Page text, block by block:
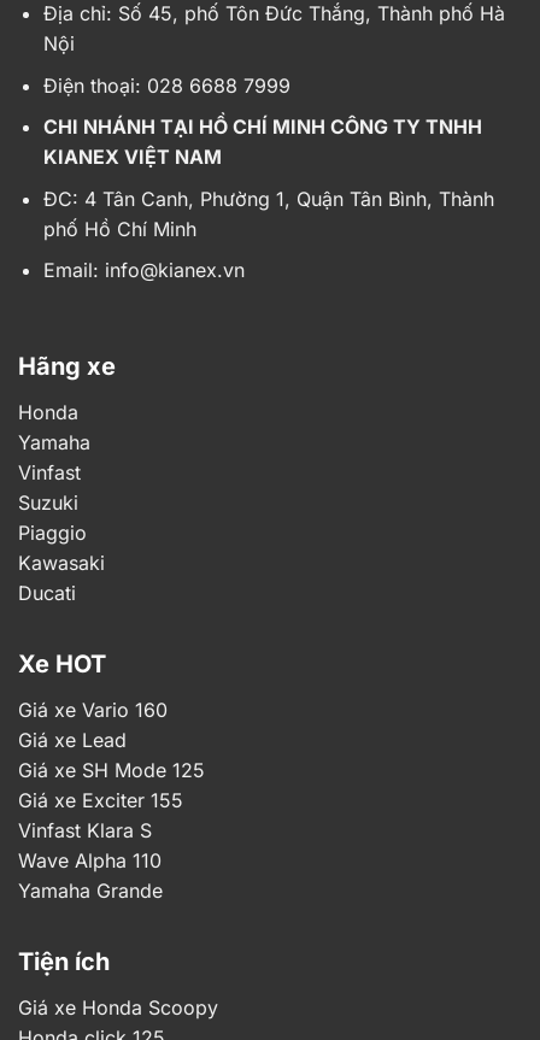
Địa chỉ: Số 45, phố Tôn Đức Thắng, Thành phố Hà
Nội
Điện thoại: 028 6688 7999
CHI NHÁNH TẠI HỒ CHÍ MINH CÔNG TY TNHH
KIANEX VIỆT NAM
ĐC: 4 Tân Canh, Phường 1, Quận Tân Bình, Thành
phố Hồ Chí Minh
Email: info@kianex.vn
Hãng xe
Honda
Yamaha
Vinfast
Suzuki
Piaggio
Kawasaki
Ducati
Xe HOT
Giá xe Vario 160
Giá xe Lead
Giá xe SH Mode 125
Giá xe Exciter 155
Vinfast Klara S
Wave Alpha 110
Yamaha Grande
Tiện ích
Giá xe Honda Scoopy